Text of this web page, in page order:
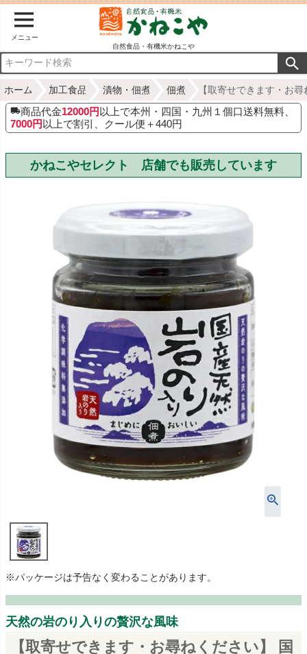
メニュー
自然食品・有機米かねこや
ホーム 加工食品 漬物・佃煮 佃煮 【取寄せできます・お
商品代金12000円 以上で本州・四国・九州１個口送料無料、
7000円 以上で割引、クール便＋440円
かねこやセレクト 店舗でも販売しています
※パッケージは予告なく変わることがあります。
天然の岩のり入りの贅沢な風味
【取寄せできます・お尋ねください】 国